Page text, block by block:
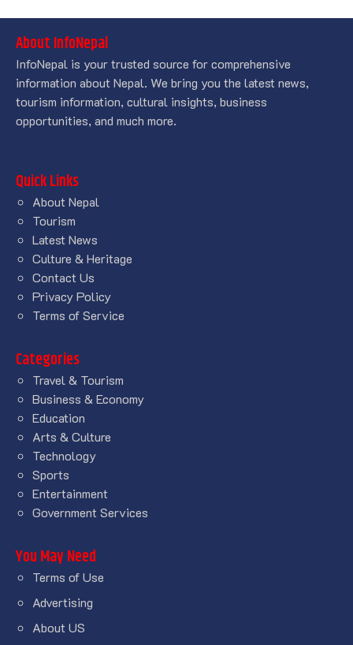
About InfoNepal
InfoNepal is your trusted source for comprehensive
information about Nepal. We bring you the latest news,
tourism information, cultural insights, business
opportunities, and much more.
Quick Links
About Nepal
Tourism
Latest News
Culture & Heritage
Contact Us
Privacy Policy
Terms of Service
Categories
Travel & Tourism
Business & Economy
Education
Arts & Culture
Technology
Sports
Entertainment
Government Services
You May Need
Terms of Use
Advertising
About US